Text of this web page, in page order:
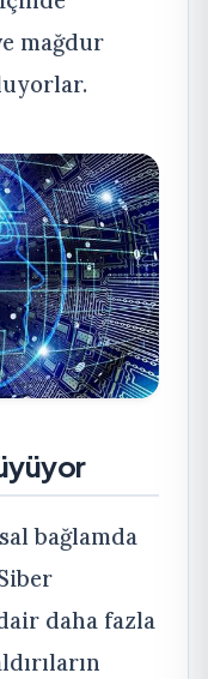
mağdur
bağlamda
daha fazla